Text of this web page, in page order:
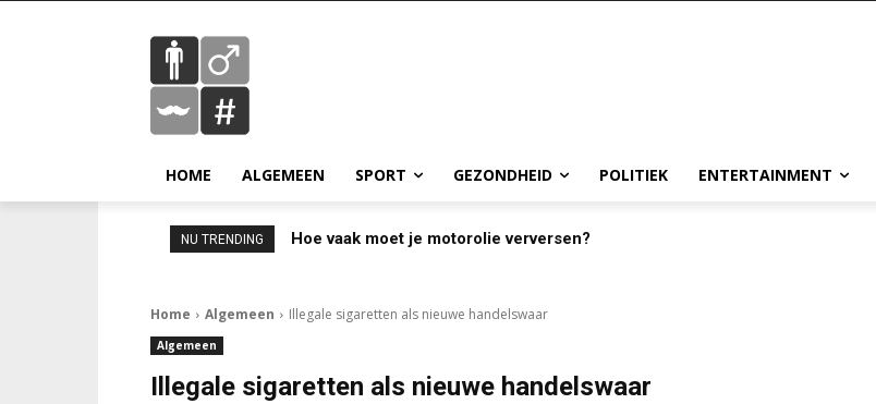
HOME ALGEMEEN SPORT GEZONDHEID POLITIEK ENTERTAINMENT
NU TRENDING Hoe vaak moet je motorolie verversen?
Home Algemeen Illegale sigaretten als nieuwe handelswaar
Algemeen
Illegale sigaretten als nieuwe handelswaar